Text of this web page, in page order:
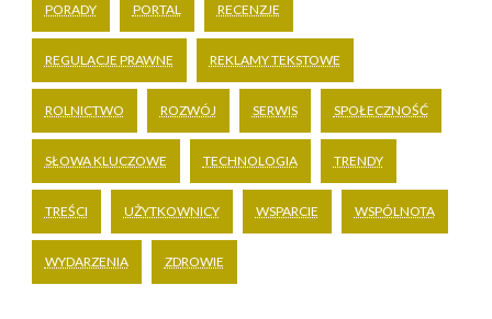
PORADY PORTAL RECENZJE
REGULACJE PRAWNE REKLAMY TEKSTOWE
ROLNICTWO ROZWÓJ SERWIS SPOŁECZNOŚĆ
SŁOWA KLUCZOWE TECHNOLOGIA TRENDY
TREŚCI UŻYTKOWNICY WSPARCIE WSPÓLNOTA
WYDARZENIA ZDROWIE